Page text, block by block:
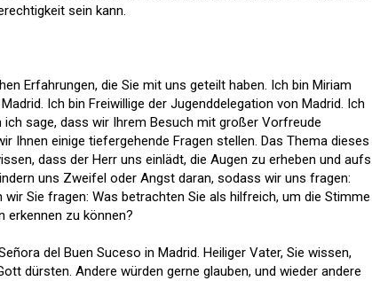
sein kann.
Erfahrungen, die Sie mit uns geteilt haben. Ich bin Miriam
Ich bin Freiwillige der Jugenddelegation von Madrid. Ich
sage, dass wir Ihrem Besuch mit großer Vorfreude
Ihnen einige tiefergehende Fragen stellen. Das Thema dieses
dass der Herr uns einlädt, die Augen zu erheben und aufs
uns Zweifel oder Angst daran, sodass wir uns fragen:
Sie fragen: Was betrachten Sie als hilfreich, um die Stimme
erkennen zu können?
del Buen Suceso in Madrid. Heiliger Vater, Sie wissen,
dürsten. Andere würden gerne glauben, und wieder andere